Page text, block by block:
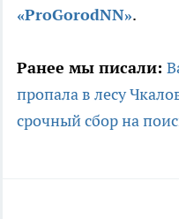
«ProGorodNN».
Ранее мы писали:
пропала в лесу
срочный сбор на